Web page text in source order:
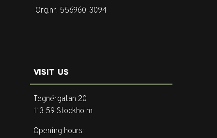
Org.nr: 556960-3094
VISIT US
Tegnérgatan 20
113 59 Stockholm
Opening hours: